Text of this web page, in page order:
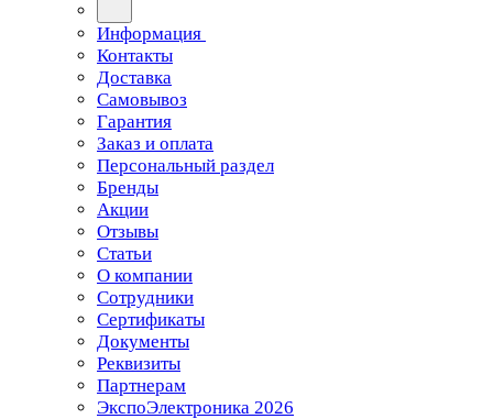
Информация
Контакты
Доставка
Самовывоз
Гарантия
Заказ и оплата
Персональный раздел
Бренды
Акции
Отзывы
Статьи
О компании
Сотрудники
Сертификаты
Документы
Реквизиты
Партнерам
ЭкспоЭлектроника 2026